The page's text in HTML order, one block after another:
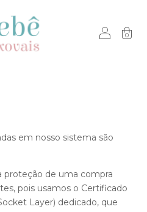
0
em nosso sistema são
proteção de uma compra
pois usamos o Certificado
Layer) dedicado, que